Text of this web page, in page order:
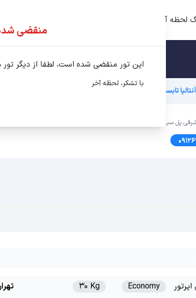
لحظه آخر
تابستان 1405
پلاک1366 طبقه اول
ایرتور Economy
30 Kg
منقضی
این تور منقضی شده است، لطفا از دیگر
با تشکر، لحظه آخر